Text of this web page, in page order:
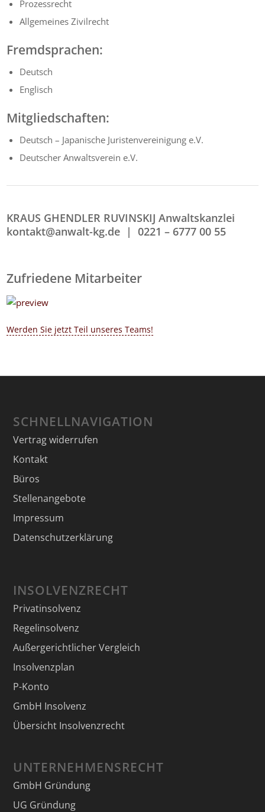
Prozessrecht
Allgemeines Zivilrecht
Fremdsprachen:
Deutsch
Englisch
Mitgliedschaften:
Deutsch – Japanische Juristenvereinigung e.V.
Deutscher Anwaltsverein e.V.
KRAUS GHENDLER RUVINSKIJ Anwaltskanzlei
kontakt@anwalt-kg.de |0221 – 6777 00 55
Zufriedene Mitarbeiter
Werden Sie jetzt Teil unseres Teams!
SCHNELLNAVIGATION
Vertrag widerrufen
Kontakt
Büros
Stellenangebote
Impressum
Datenschutzerklärung
INSOLVENZRECHT
Privatinsolvenz
Regelinsolvenz
Außergerichtlicher Vergleich
Insolvenzplan
P-Konto
GmbH Insolvenz
Übersicht Insolvenzrecht
UNTERNEHMENSRECHT
GmbH Gründung
UG Gründung